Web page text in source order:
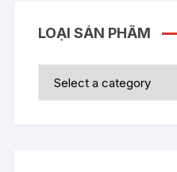
LOẠI SẢN PHẨM